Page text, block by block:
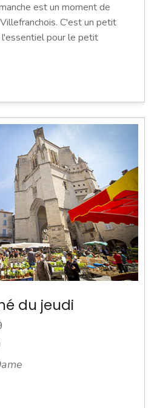
est un moment de
C'est un petit
pour le petit
du jeudi